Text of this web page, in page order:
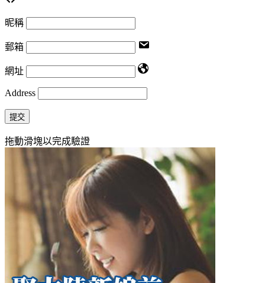
昵稱
郵箱
網址
Address
提交
拖動滑塊以完成驗證